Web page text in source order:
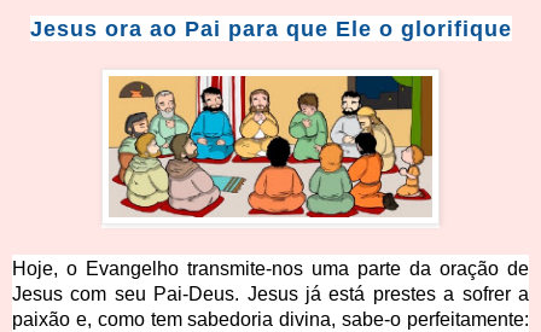
Jesus ora ao Pai para que Ele o glorifique
Hoje, o Evangelho transmite-nos uma parte da oração de
Jesus com seu Pai-Deus. Jesus já está prestes a sofrer a
paixão e, como tem sabedoria divina, sabe-o perfeitamente: